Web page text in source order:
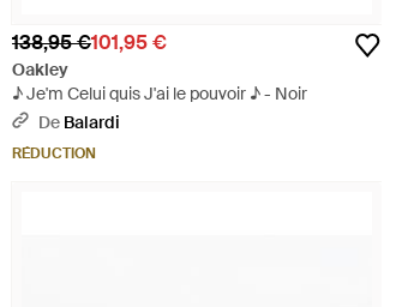
138,95 €101,95 €
Oakley
♪ Je'm Celui quis J'ai le pouvoir ♪ - Noir
De Balardi
RÉDUCTION